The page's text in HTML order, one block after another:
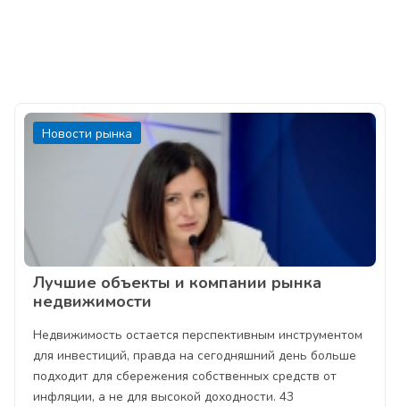
Новости рынка
Лучшие объекты и компании рынка
недвижимости
Недвижимость остается перспективным инструментом
для инвестиций, правда на сегодняшний день больше
подходит для сбережения собственных средств от
инфляции, а не для высокой доходности. 43